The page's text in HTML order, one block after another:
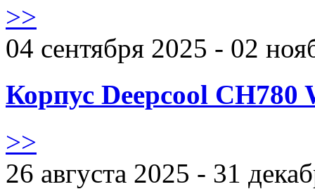
>>
04 сентября 2025 - 02
Корпус Deepcool CH780
>>
26 августа 2025 - 31